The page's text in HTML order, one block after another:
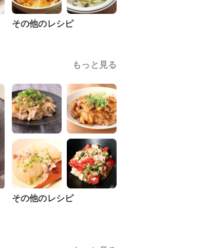
その他のレシピ
もっと見る
その他のレシピ